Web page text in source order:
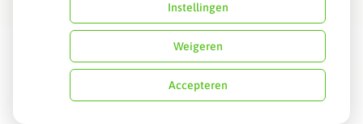
Cookie-instellingen
Instellingen
Weigeren
Accepteren